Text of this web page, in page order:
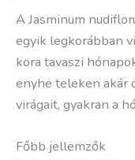
A Jasminum
egyik legkorábban
kora tavaszi
enyhe teleken akár
virágait, gyakran a
Főbb jellemzők